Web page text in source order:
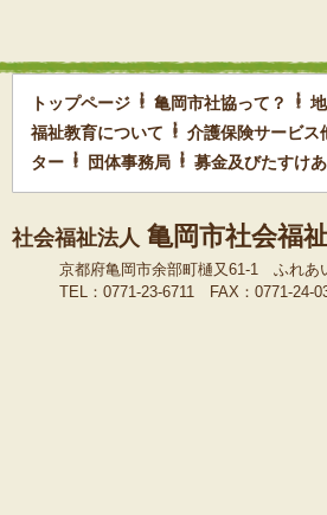
トップページ 亀岡市社協って？
福祉教育について
介護保険サービス
ター
団体事務局 募金及びたすけ
社会福祉法人 亀岡市社会福
京都府亀岡市余部町樋又61-1 ふれあ
TEL：0771-23-6711 FAX：0771-24-